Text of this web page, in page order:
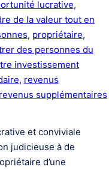
lucrative
de la valeur tout en
, propriétaire
des personnes du
investissement
, revenus
supplémentaires
et conviviale
judicieuse à de
d’une